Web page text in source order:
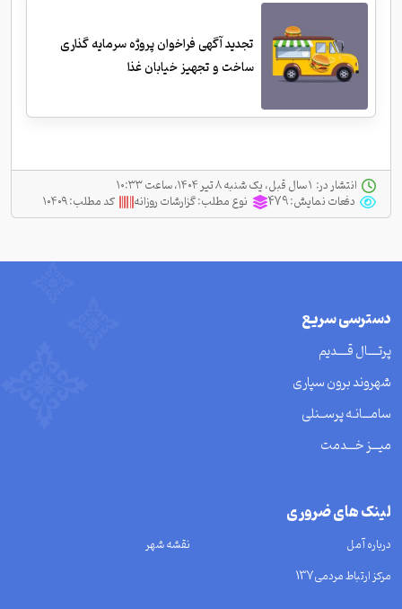
تجدید آگهی فراخوان پروژه سرمایه گذاری
ساخت و تجهیز خیابان غذا
انتشار در:
دفعات نمایش:479 نوع مطلب:گزارشات روزانه کد مطلب:۱۰۴۰۹
دسترسی سریع
پرتــــال قــــدیم
شهروند برون سپاری
سامـــانـه پرســنلی
میـــز خـــدمت
لینک های ضروری
درباره آمل
نقشه شهر
مرکز ارتباط مردمی137